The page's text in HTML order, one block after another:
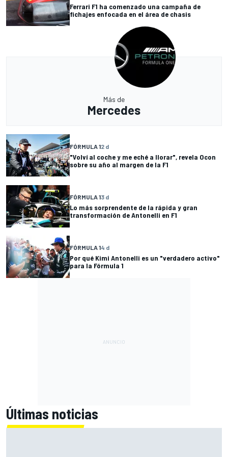
Ferrari F1 ha comenzado una campaña de
fichajes enfocada en el área de chasis
Más de
Mercedes
FÓRMULA 12 d
"Volví al coche y me eché a llorar", revela Ocon
sobre su año al margen de la F1
FÓRMULA 13 d
Lo más sorprendente de la rápida y gran
transformación de Antonelli en F1
FÓRMULA 14 d
Por qué Kimi Antonelli es un "verdadero activo"
para la Fórmula 1
Últimas noticias